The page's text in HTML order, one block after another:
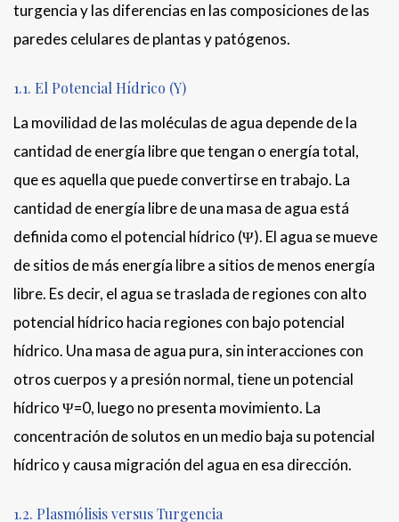
turgencia y las diferencias en las composiciones de las
paredes celulares de plantas y patógenos.
1.1. El Potencial Hídrico (Y)
La movilidad de las moléculas de agua depende de la
cantidad de energía libre que tengan o energía total,
que es aquella que puede convertirse en trabajo. La
cantidad de energía libre de una masa de agua está
definida como el potencial hídrico (Ψ). El agua se mueve
de sitios de más energía libre a sitios de menos energía
libre. Es decir, el agua se traslada de regiones con alto
potencial hídrico hacia regiones con bajo potencial
hídrico. Una masa de agua pura, sin interacciones con
otros cuerpos y a presión normal, tiene un potencial
hídrico Ψ=0, luego no presenta movimiento. La
concentración de solutos en un medio baja su potencial
hídrico y causa migración del agua en esa dirección.
1.2. Plasmólisis versus Turgencia